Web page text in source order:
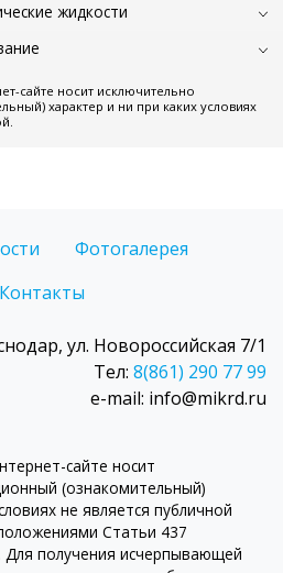
жидкости
сайте носит исключительно
характер и ни при каких условиях
Фотогалерея
Контакты
ул. Новороссийская 7/1
Тел: 8(861) 290 77 99
e-mail: info@mikrd.ru
сайте носит
(ознакомительный)
не является публичной
Статьи 437
Для получения исчерпывающей